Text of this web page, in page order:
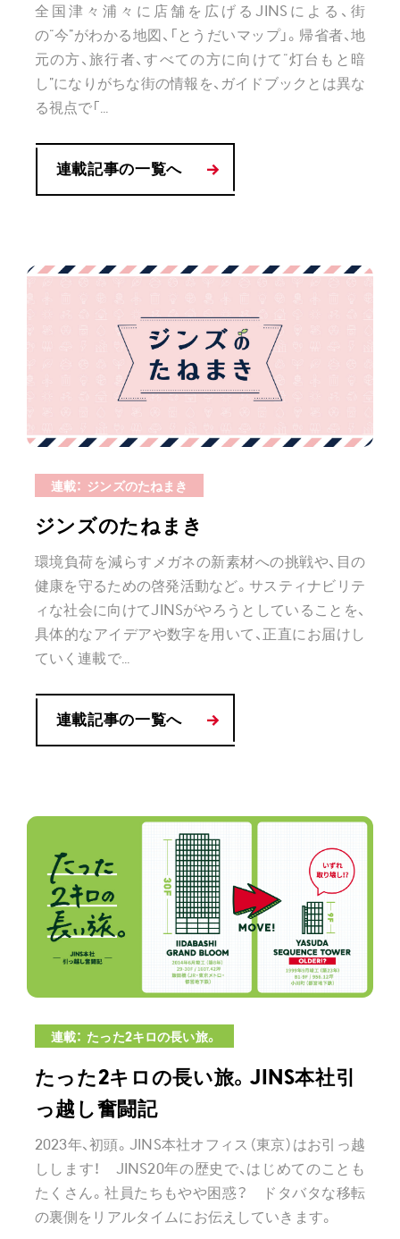
全国津々浦々に店舗を広げるJINSによる、街
の“今”がわかる地図、「とうだいマップ」。帰省者、地
元の方、旅行者、すべての方に向けて“灯台もと暗
し”になりがちな街の情報を、ガイドブックとは異な
る視点で「...
連載記事の一覧へ
連載： ジンズのたねまき
ジンズのたねまき
環境負荷を減らすメガネの新素材への挑戦や、⽬の
健康を守るための啓発活動など。サスティナビリテ
ィな社会に向けてJINSがやろうとしていることを、
具体的なアイデアや数字を用いて、正直にお届けし
ていく連載で...
連載記事の一覧へ
連載： たった2キロの長い旅。
たった2キロの長い旅。JINS本社引
っ越し奮闘記
2023年、初頭。JINS本社オフィス（東京）はお引っ越
しします！ JINS20年の歴史で、はじめてのことも
たくさん。社員たちもやや困惑？ ドタバタな移転
の裏側をリアルタイムにお伝えしていきます。